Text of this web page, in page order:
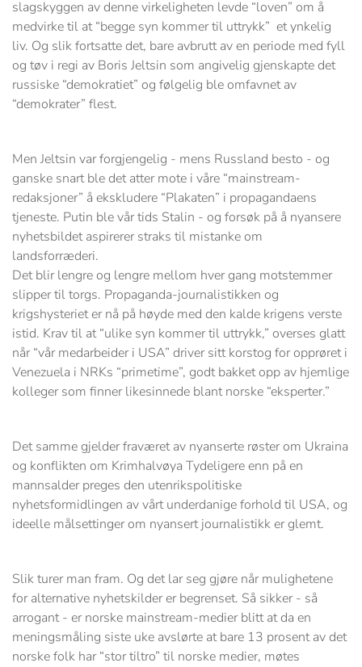
slagskyggen av denne virkeligheten levde “loven” om å
medvirke til at “begge syn kommer til uttrykk” et ynkelig
liv. Og slik fortsatte det, bare avbrutt av en periode med fyll
og tøv i regi av Boris Jeltsin som angivelig gjenskapte det
russiske “demokratiet” og følgelig ble omfavnet av
“demokrater” flest.
Men Jeltsin var forgjengelig - mens Russland besto - og
ganske snart ble det atter mote i våre “mainstream-
redaksjoner” å ekskludere “Plakaten” i propagandaens
tjeneste. Putin ble vår tids Stalin - og forsøk på å nyansere
nyhetsbildet aspirerer straks til mistanke om
landsforræderi.
Det blir lengre og lengre mellom hver gang motstemmer
slipper til torgs. Propaganda-journalistikken og
krigshysteriet er nå på høyde med den kalde krigens verste
istid. Krav til at “ulike syn kommer til uttrykk,” overses glatt
når “vår medarbeider i USA” driver sitt korstog for opprøret i
Venezuela i NRKs “primetime”, godt bakket opp av hjemlige
kolleger som finner likesinnede blant norske “eksperter.”
Det samme gjelder fraværet av nyanserte røster om Ukraina
og konflikten om Krimhalvøya Tydeligere enn på en
mannsalder preges den utenrikspolitiske
nyhetsformidlingen av vårt underdanige forhold til USA, og
ideelle målsettinger om nyansert journalistikk er glemt.
Slik turer man fram. Og det lar seg gjøre når mulighetene
for alternative nyhetskilder er begrenset. Så sikker - så
arrogant - er norske mainstream-medier blitt at da en
meningsmåling siste uke avslørte at bare 13 prosent av det
norske folk har “stor tiltro” til norske medier, møtes